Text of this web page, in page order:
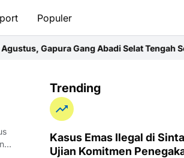
Populer
Gapura Gang Abadi Selat Tengah
Trending
Kasus Emas Ilegal di
Ujian Komitmen